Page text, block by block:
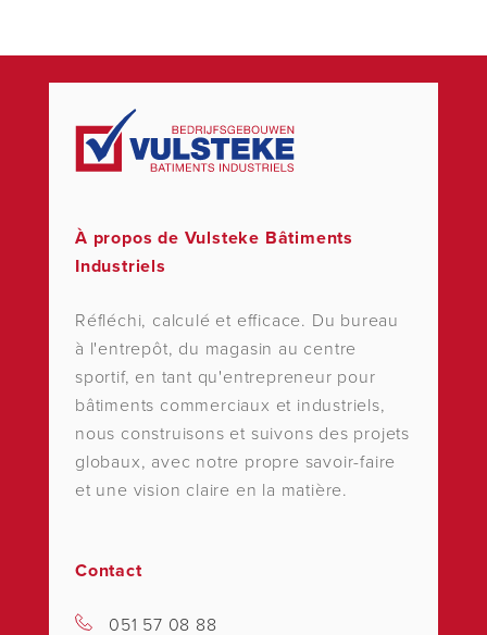
À propos de Vulsteke Bâtiments
Industriels
Réfléchi, calculé et efficace. Du bureau
à l'entrepôt, du magasin au centre
sportif, en tant qu'entrepreneur pour
bâtiments commerciaux et industriels,
nous construisons et suivons des projets
globaux, avec notre propre savoir-faire
et une vision claire en la matière.
Contact
051 57 08 88